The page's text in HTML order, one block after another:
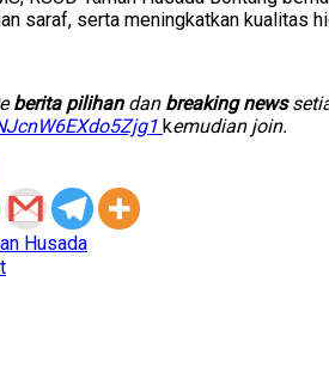
saraf, serta meningkatkan kualitas
berita pilihan dan breaking news
kemudian join.
Husada